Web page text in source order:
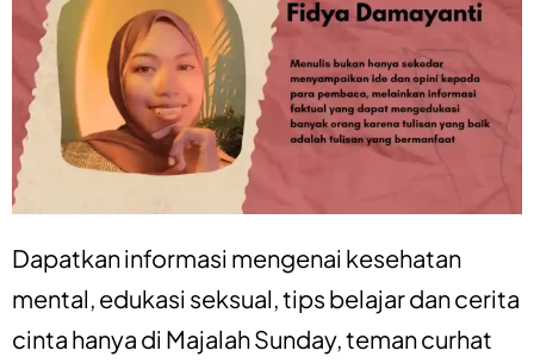
Dapatkan informasi mengenai kesehatan
mental, edukasi seksual,tips belajardancerita
cinta hanya di Majalah Sunday, teman curhat